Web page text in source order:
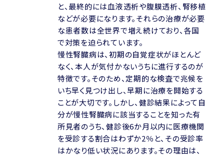
と、最終的には血液透析や腹膜透析、腎移植
などが必要になります。それらの治療が必要
な患者数は全世界で増え続けており、各国
で対策を迫られています。
慢性腎臓病は、初期の自覚症状がほとんど
なく、本人が気付かないうちに進行するのが
特徴です。そのため、定期的な検査で兆候を
いち早く見つけ出し、早期に治療を開始する
ことが大切です。しかし、健診結果によって自
分が慢性腎臓病に該当することを知った有
所見者のうち、健診後6か月以内に医療機関
を受診する割合はわずか2％と、その受診率
はかなり低い状況にあります。その理由は、